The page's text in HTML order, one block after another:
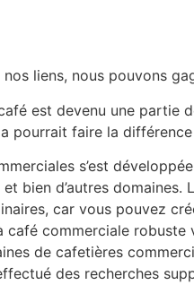
liens, nous pouvons
café est devenu une
pourrait faire la
s’est
bien d’autres
car vous pouvez
café commerciale
de cafetières
des recherches